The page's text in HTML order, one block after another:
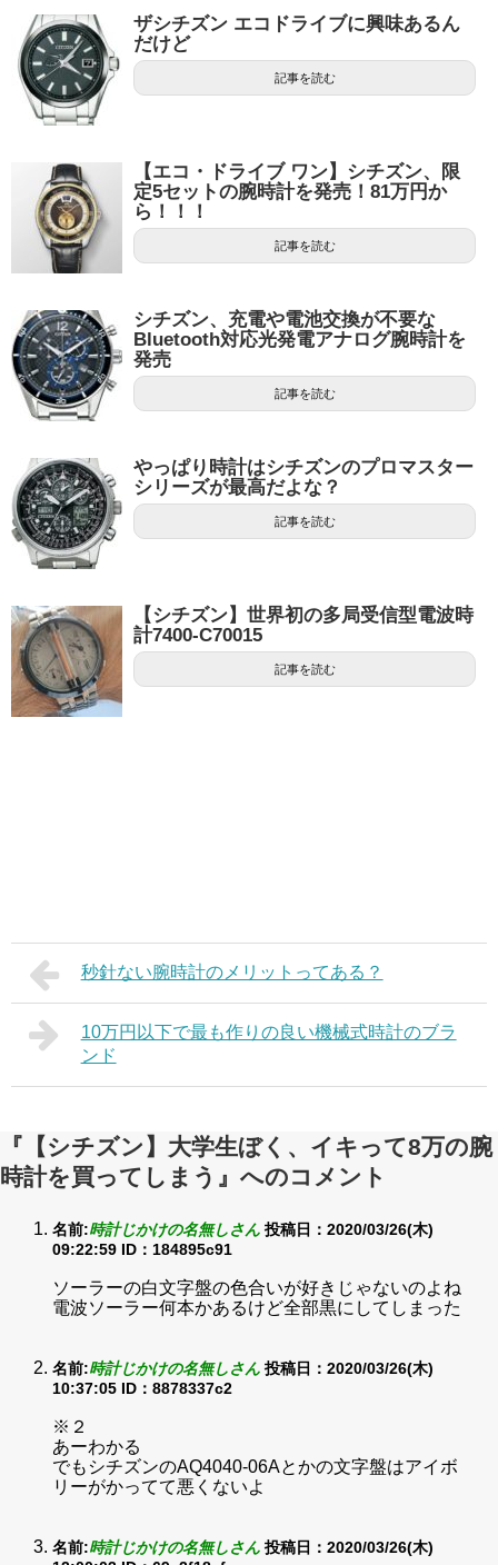
ザシチズン エコドライブに興味あるん
だけど
記事を読む
【エコ・ドライブ ワン】シチズン、限
定5セットの腕時計を発売！81万円か
ら！！！
記事を読む
シチズン、充電や電池交換が不要な
Bluetooth対応光発電アナログ腕時計を
発売
記事を読む
やっぱり時計はシチズンのプロマスター
シリーズが最高だよな？
記事を読む
【シチズン】世界初の多局受信型電波時
計7400‐C70015
記事を読む
秒針ない腕時計のメリットってある？
10万円以下で最も作りの良い機械式時計のブラ
ンド
『【シチズン】大学生ぼく、イキって8万の腕
時計を買ってしまう』へのコメント
名前:時計じかけの名無しさん 投稿日：2020/03/26(木)
09:22:59 ID：184895c91
ソーラーの白文字盤の色合いが好きじゃないのよね
電波ソーラー何本かあるけど全部黒にしてしまった
名前:時計じかけの名無しさん 投稿日：2020/03/26(木)
10:37:05 ID：8878337c2
※２
あーわかる
でもシチズンのAQ4040-06Aとかの文字盤はアイボ
リーがかってて悪くないよ
名前:時計じかけの名無しさん 投稿日：2020/03/26(木)